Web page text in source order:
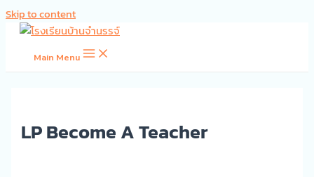
Skip to content
Main Menu
LP Become A Teacher